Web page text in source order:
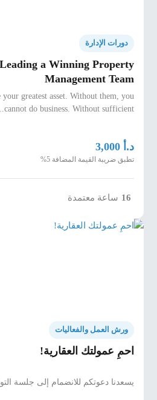
دورات الإدارة
a Winning Property
Management Team
your greatest asset. Without them, you
cannot do business. Without sufficient..
د.أ 3,000
تطبق ضريبة القيمة المضافة 5%
16 ساعة معتمدة
ورش العمل والفعاليات
احمِ عمولتك العقارية!
يسعدنا دعوتكم للانضمام إلى جلسة